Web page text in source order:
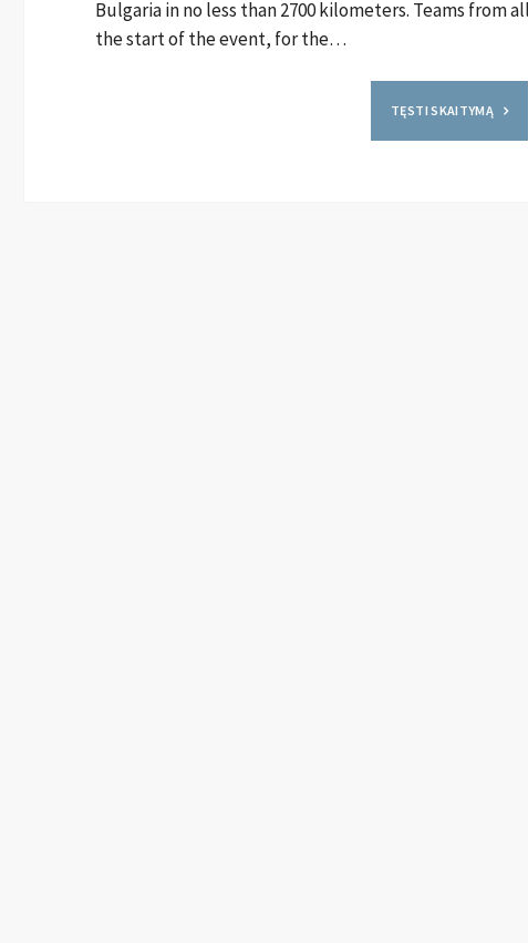
Bulgaria in no less than 2700 kilometers. Teams from
the start of the event, for the…
TĘSTI SKAITYMĄ